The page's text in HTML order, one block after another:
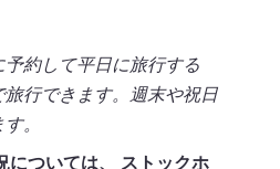
予約して平日に旅行する
行できます。週末や祝日
。
については、 ストックホ